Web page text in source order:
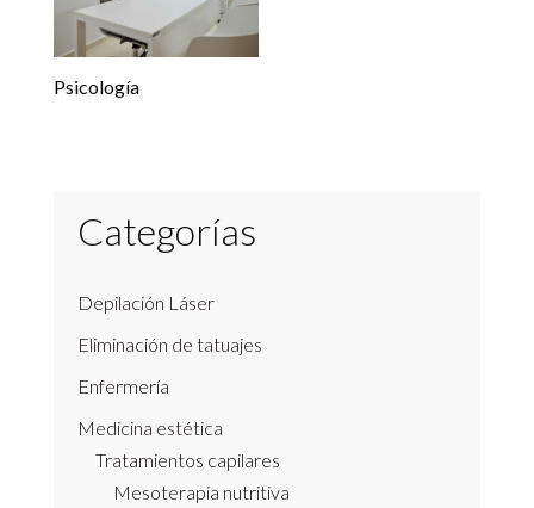
Categorías
Depilación Láser
Eliminación de tatuajes
Enfermería
Medicina estética
Tratamientos capilares
Mesoterapia nutritiva
Psicología